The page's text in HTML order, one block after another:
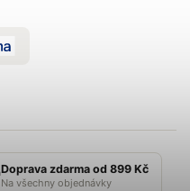
Doprava zdarma od 899 Kč
Na všechny objednávky